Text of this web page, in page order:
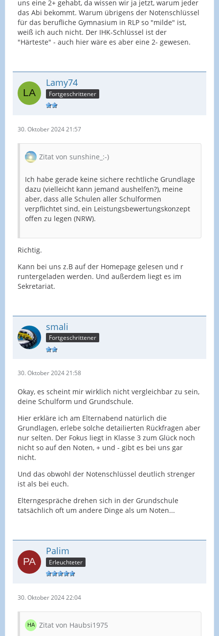
uns eine 2+ gehabt, da wissen wir ja jetzt, warum jeder
das Abi bekommt. Warum übrigens der Notenschlüssel
für das berufliche Gymnasium in RLP so "milde" ist,
weiß ich auch nicht. Der IHK-Schlüssel ist der
"Härteste" - auch hier wäre es aber eine 2- gewesen.
Lamy74
Fortgeschrittener
30. Oktober 2024 21:57
Zitat von sunshine_:-)
Ich habe gerade keine sichere rechtliche Grundlage
dazu (vielleicht kann jemand aushelfen?), meine
aber, dass alle Schulen aller Schulformen
verpflichtet sind, ein Leistungsbewertungskonzept
offen zu legen (NRW).
Richtig.
Kann bei uns z.B auf der Homepage gelesen und r
runtergeladen werden. Und außerdem liegt es im
Sekretariat.
smali
Fortgeschrittener
30. Oktober 2024 21:58
Okay, es scheint mir wirklich nicht vergleichbar zu sein,
deine Schulform und Grundschule.
Hier erkläre ich am Elternabend natürlich die
Grundlagen, erlebe solche detailierten Rückfragen aber
nur selten. Der Fokus liegt in Klasse 3 zum Glück noch
nicht so auf den Noten, + und - gibt es bei uns gar
nicht.
Und das obwohl der Notenschlüssel deutlich strenger
ist als bei euch.
Elterngespräche drehen sich in der Grundschule
tatsächlich oft um andere Dinge als um Noten...
Palim
Erleuchteter
30. Oktober 2024 22:04
Zitat von Haubsi1975